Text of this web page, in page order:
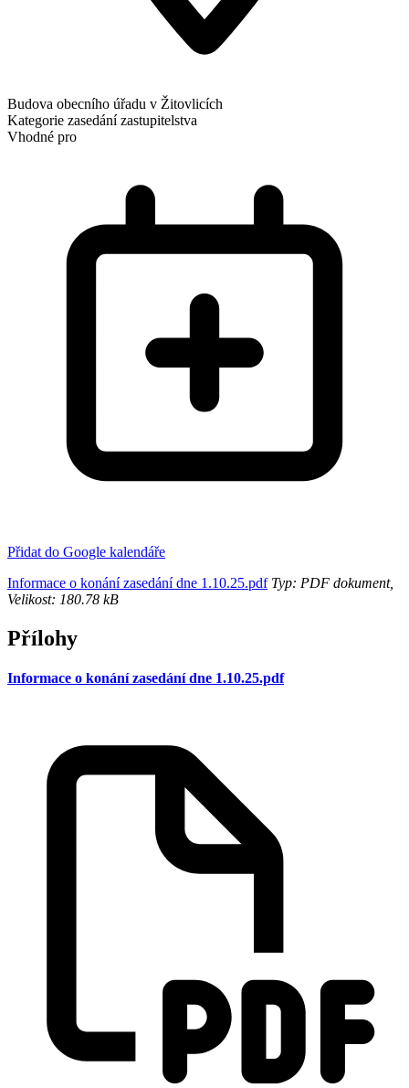
Budova obecního úřadu v Žitovlicích
Kategorie zasedání zastupitelstva
Vhodné pro
Přidat do Google kalendáře
Informace o konání zasedání dne 1.10.25.pdfTyp: PDF dokument,
Velikost: 180.78 kB
Přílohy
Informace o konání zasedání dne 1.10.25.pdf